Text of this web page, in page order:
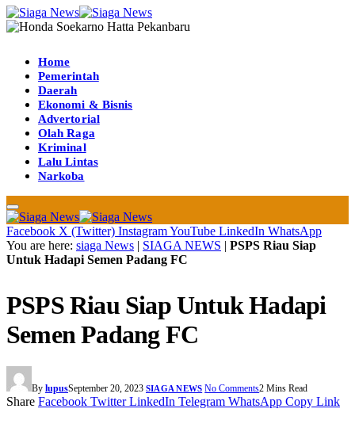
Home
Pemerintah
Daerah
Ekonomi & Bisnis
Advertorial
Olah Raga
Kriminal
Lalu Lintas
Narkoba
Facebook X (Twitter) InstagramYouTube LinkedIn WhatsApp
You are here: siaga News | SIAGA NEWS | PSPS Riau Siap
Untuk Hadapi Semen Padang FC
PSPS Riau Siap Untuk Hadapi
Semen Padang FC
By lupusSeptember 20, 2023 SIAGA NEWS No Comments2 Mins Read
Share Facebook Twitter LinkedIn Telegram WhatsApp Copy Link